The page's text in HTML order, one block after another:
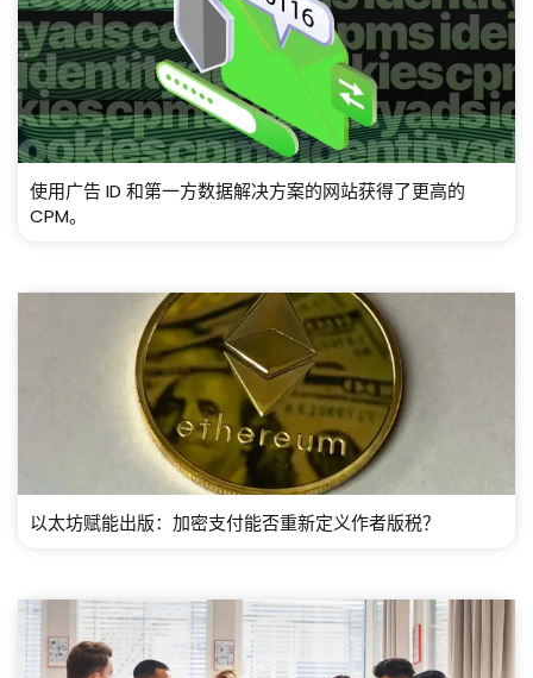
使用广告 ID 和第一方数据解决方案的网站获得了更高的
CPM。
以太坊赋能出版：加密支付能否重新定义作者版税？